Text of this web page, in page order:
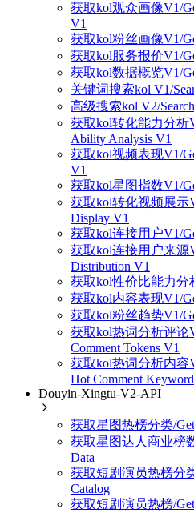
获取kol观众画像V1/
V1
获取kol粉丝画像V1/
获取kol服务报价V1/
获取kol数据概览V1/
关键词搜索kol V1/
高级搜索kol V2/
获取kol转化能力分析
Ability Analysis V1
获取kol视频表现V1/
V1
获取kol星图指数V1/
获取kol转化视频展示
Display V1
获取kol连接用户V1/
获取kol连接用户来源
Distribution V1
获取kol性价比能力分
获取kol内容表现V1/
获取kol粉丝趋势V1/
获取kol热词分析评论
Comment Tokens V1
获取kol热词分析内容
Hot Comment
Douyin-Xingtu-V2-API
获取星图热榜分类/
获取星图达人商业榜
Data
获取短剧演员热榜分
Catalog
获取短剧演员热榜/